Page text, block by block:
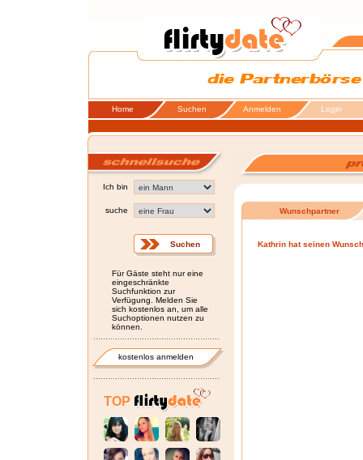
Home Suchen Anmelden Login
Ich bin
suche
Für Gäste steht nur eine
eingeschränkte
Suchfunktion zur
Verfügung. Melden Sie
sich kostenlos an, um alle
Suchoptionen nutzen zu
können.
kostenlos anmelden
TOP
Wunschpartner
Kathrin hat seinen